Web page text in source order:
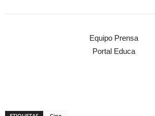
Equipo Prensa
Portal Educa